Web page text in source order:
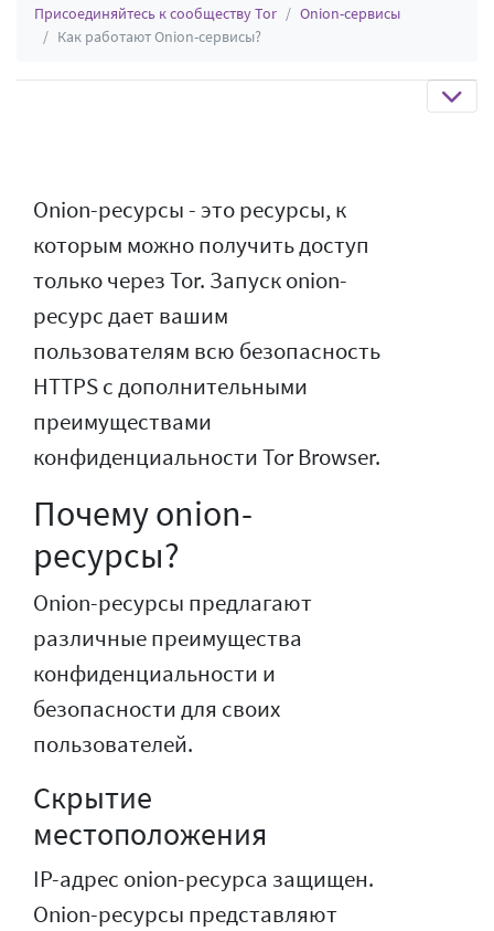
Присоединяйтесь к сообществу Tor
Onion-сервисы
Как работают Onion-сервисы?
Onion-ресурсы - это ресурсы, к
которым можно получить доступ
только через Tor. Запуск onion-
ресурс дает вашим
пользователям всю безопасность
HTTPS с дополнительными
преимуществами
конфиденциальности Tor Browser.
Почему onion-
ресурсы?
Onion-ресурсы предлагают
различные преимущества
конфиденциальности и
безопасности для своих
пользователей.
Скрытие
местоположения
IP-адрес onion-ресурса защищен.
Onion-ресурсы представляют